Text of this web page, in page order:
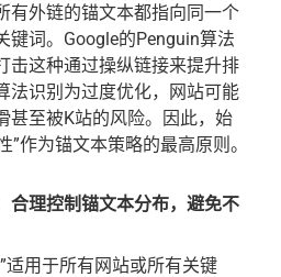
有外链的锚文本都指向同一个
键词。Google的Penguin算法
击这种通过操纵链接来提升排
法识别为过度优化，网站可能
甚至被K站的风险。因此，始
”作为锚文本策略的最高原则。
合理控制锚文本分布，避免不
适用于所有网站或所有关键